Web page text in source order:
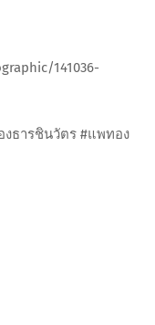
141036-
งธารชินวัตร #แพทอง